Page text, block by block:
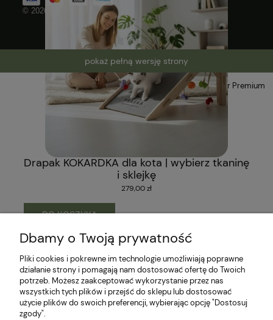
Drapak KOKARDKA dla kota | wybierz tkaninę
i sklejkę
279,00 zł
DO KOSZYKA
© 2026 Wszelkie prawa zastrzeżone
pokaż pełną wersję strony
Sklep internetowy Shoper Premium
Dbamy o Twoją prywatność
Pliki cookies i pokrewne im technologie umożliwiają poprawne
działanie strony i pomagają nam dostosować ofertę do Twoich
potrzeb. Możesz zaakceptować wykorzystanie przez nas
wszystkich tych plików i przejść do sklepu lub dostosować
użycie plików do swoich preferencji, wybierając opcję "Dostosuj
zgody".